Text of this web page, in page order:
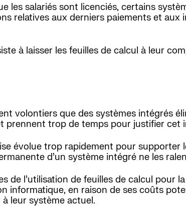
les salariés sont licenciés, certains
relatives aux derniers paiements et aux
à laisser les feuilles de calcul à leur
volontiers que des systèmes intégrés
trop de temps pour justifier cet
évolue trop rapidement pour supporter
d’un système intégré ne les
de l’utilisation de feuilles de calcul pour
informatique, en raison de ses coûts
à leur système actuel.